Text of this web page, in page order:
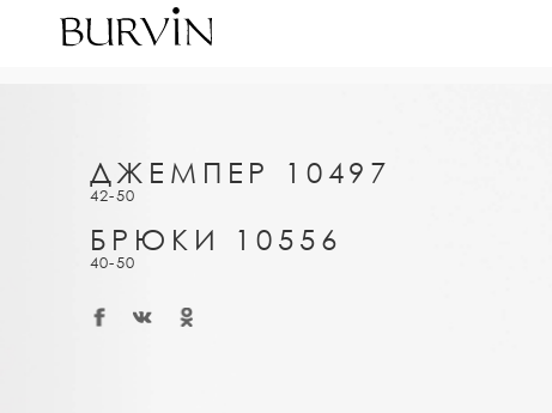
ДЖЕМПЕР 10497
42-50
БРЮКИ 10556
40-50